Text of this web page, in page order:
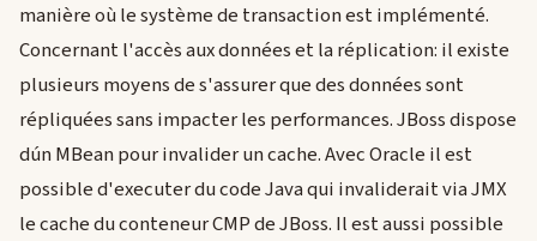
manière où le système de transaction est implémenté.
Concernant l'accès aux données et la réplication: il existe
plusieurs moyens de s'assurer que des données sont
répliquées sans impacter les performances. JBoss dispose
dún MBean pour invalider un cache. Avec Oracle il est
possible d'executer du code Java qui invaliderait via JMX
le cache du conteneur CMP de JBoss. Il est aussi possible